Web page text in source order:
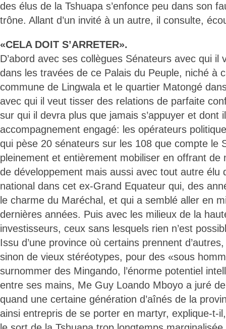
des élus de la Tshuapa s’enfonce peu dans son
trône. Allant d’un invité à un autre, il consulte,
«CELA DOIT S’ARRETER».
D’abord avec ses collègues Sénateurs avec qui il
dans les travées de ce Palais du Peuple, niché à
commune de Lingwala et le quartier Matongé
avec qui il veut tisser des relations de parfaite
sur qui il devra plus que jamais s’appuyer et dont
accompagnement engagé: les opérateurs
qui pèse 20 sénateurs sur les 108 que compte le
pleinement et entièrement mobiliser en offrant de
de développement mais aussi avec tout autre élu
national dans cet ex-Grand Equateur qui, des
le charme du Maréchal, et qui a semblé aller en
dernières années. Puis avec les milieux de la
investisseurs, ceux sans lesquels rien n’est
Issu d’une province où certains prennent
sinon de vieux stéréotypes, pour des «sous
surnommer des Mingando, l’énorme potentiel
entre ses mains, Me Guy Loando Mboyo a juré
quand une certaine génération d’aînés de la
ainsi entrepris de se porter en martyr, explique-t-